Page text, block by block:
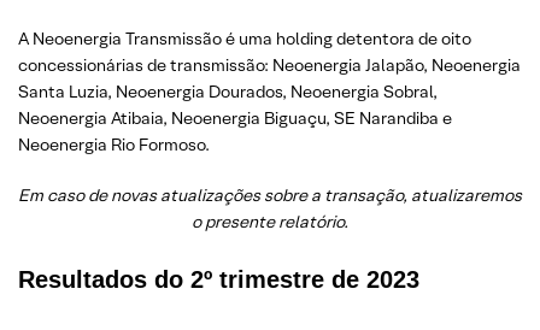
A Neoenergia Transmissão é uma holding detentora de oito
concessionárias de transmissão: Neoenergia Jalapão, Neoenergia
Santa Luzia, Neoenergia Dourados, Neoenergia Sobral,
Neoenergia Atibaia, Neoenergia Biguaçu, SE Narandiba e
Neoenergia Rio Formoso.
Em caso de novas atualizações sobre a transação, atualizaremos
o presente relatório.
Resultados do 2º trimestre de 2023